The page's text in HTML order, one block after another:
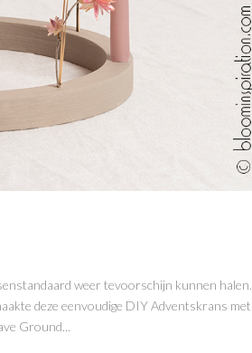
weer tevoorschijn kunnen halen.
deze eenvoudige DIY Adventskrans met
Ground...